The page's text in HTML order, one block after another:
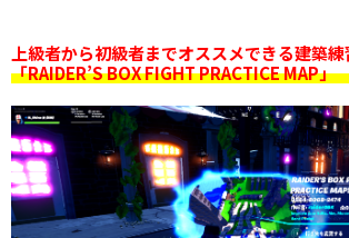
上級者から初級者までオススメできる建築
「RAIDER’S BOX FIGHT PRACTICE MAP」